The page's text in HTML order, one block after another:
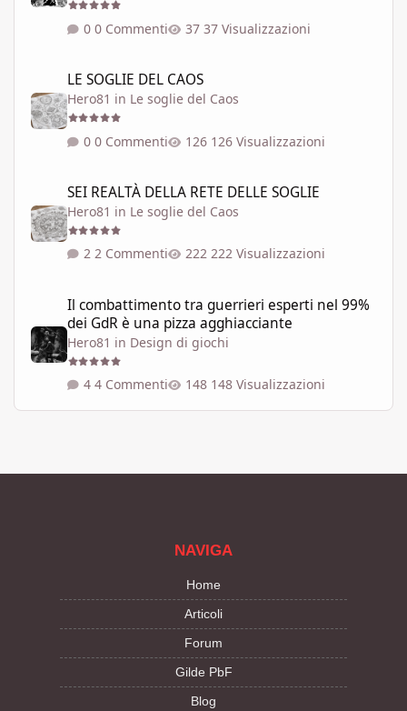
0 Commenti 37 Visualizzazioni
LE SOGLIE DEL CAOS
Hero81 in Le soglie del Caos
0 Commenti 126 Visualizzazioni
SEI REALTÀ DELLA RETE DELLE SOGLIE
Hero81 in Le soglie del Caos
2 Commenti 222 Visualizzazioni
Il combattimento tra guerrieri esperti nel 99%
dei GdR è una pizza agghiacciante
Hero81 in Design di giochi
4 Commenti 148 Visualizzazioni
NAVIGA
Home
Articoli
Forum
Gilde PbF
Blog